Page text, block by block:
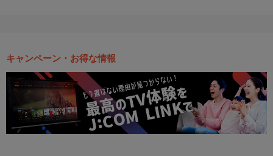
キャンペーン・お得な情報